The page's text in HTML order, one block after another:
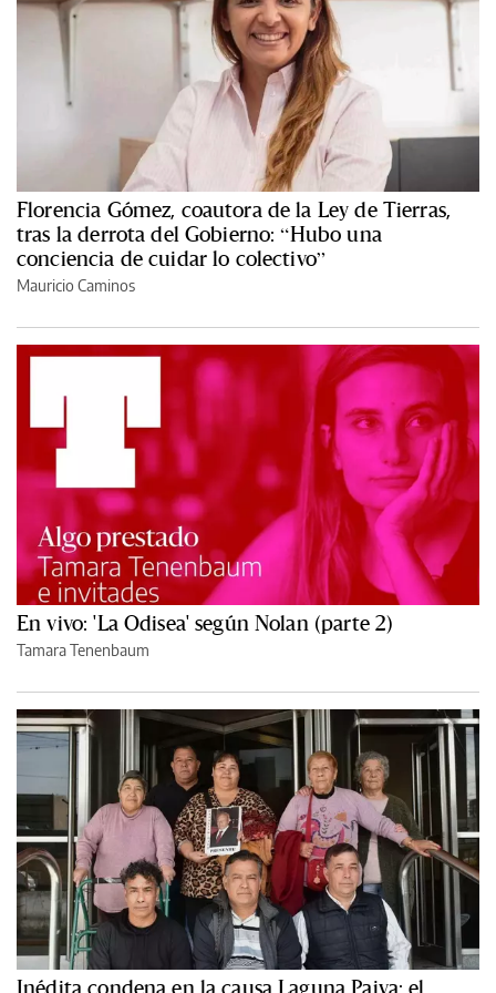
Florencia Gómez, coautora de la Ley de Tierras,
tras la derrota del Gobierno: “Hubo una
conciencia de cuidar lo colectivo”
Mauricio Caminos
En vivo: 'La Odisea' según Nolan (parte 2)
Tamara Tenenbaum